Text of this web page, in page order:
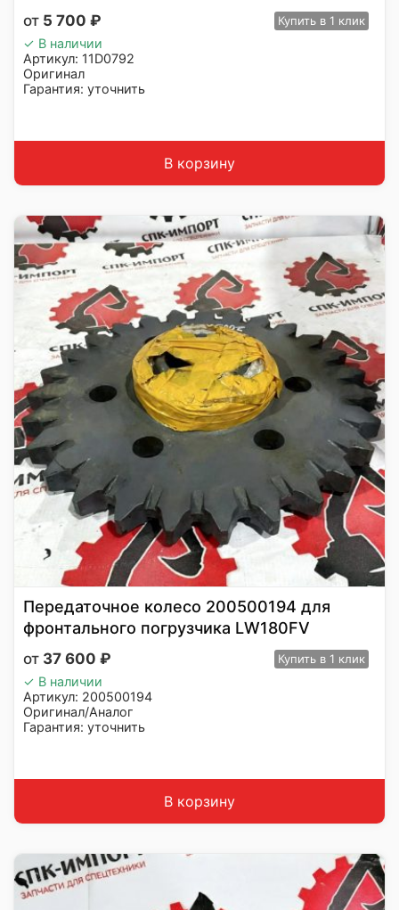
5 700 ₽ Купить в 1 клик
✓ В наличии
Артикул: 11D0792
Оригинал
Гарантия: уточнить
В корзину
Передаточное колесо 200500194 для
фронтального погрузчика LW180FV
37 600 ₽ Купить в 1 клик
✓ В наличии
Артикул: 200500194
Оригинал/Аналог
Гарантия: уточнить
В корзину